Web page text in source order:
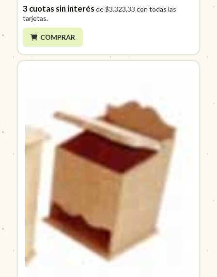
3cuotas sin interés de$3.323,33 con todas las
tarjetas.
COMPRAR